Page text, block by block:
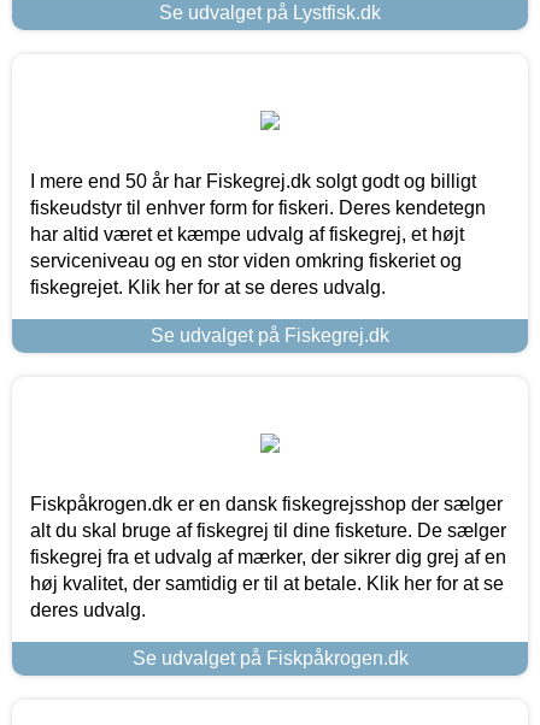
Se udvalget på Lystfisk.dk
I mere end 50 år har Fiskegrej.dk solgt godt og billigt
fiskeudstyr til enhver form for fiskeri. Deres kendetegn
har altid været et kæmpe udvalg af fiskegrej, et højt
serviceniveau og en stor viden omkring fiskeriet og
fiskegrejet. Klik her for at se deres udvalg.
Se udvalget på Fiskegrej.dk
Fiskpåkrogen.dk er en dansk fiskegrejsshop der sælger
alt du skal bruge af fiskegrej til dine fisketure. De sælger
fiskegrej fra et udvalg af mærker, der sikrer dig grej af en
høj kvalitet, der samtidig er til at betale. Klik her for at se
deres udvalg.
Se udvalget på Fiskpåkrogen.dk